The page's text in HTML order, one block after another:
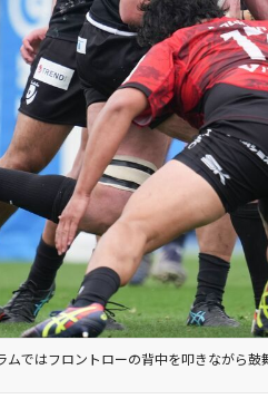
ではフロントローの背中を叩きながら